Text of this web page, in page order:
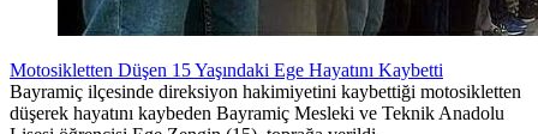
Motosikletten Düşen 15 Yaşındaki Ege Hayatını Kaybetti
Bayramiç ilçesinde direksiyon hakimiyetini kaybettiği motosikletten
düşerek hayatını kaybeden Bayramiç Mesleki ve Teknik Anadolu